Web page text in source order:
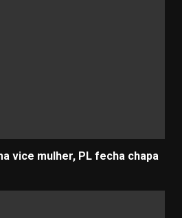
vice mulher, PL fecha chapa